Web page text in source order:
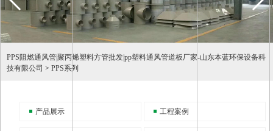
PPS阻燃通风管|聚丙烯塑料方管批发|pp塑料通风管道板厂家-山东本蓝环保设备科
技有限公司 >PPS系列
产品展示 工程案例